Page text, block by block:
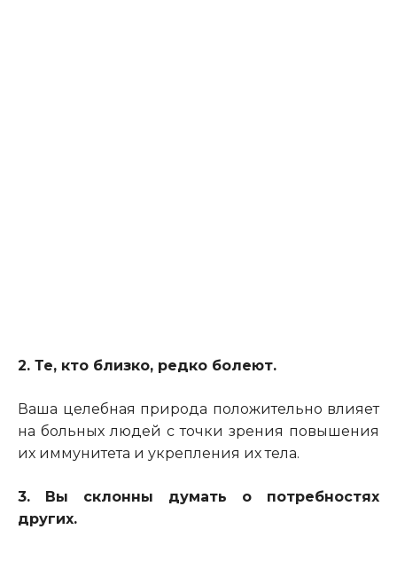
2. Те, кто близко, редко болеют.
Ваша целебная природа положительно влияет
на больных людей с точки зрения повышения
их иммунитета и укрепления их тела.
3. Вы склонны думать о потребностях
других.